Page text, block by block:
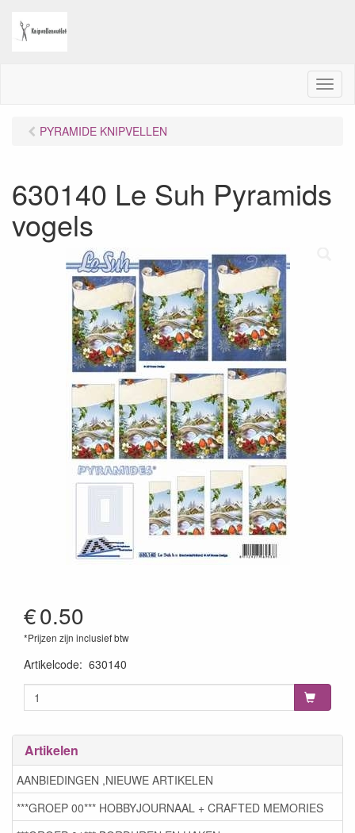
M
e
PYRAMIDE KNIPVELLEN
630140 Le Suh Pyramids
vogels
€0.50
*Prijzen zijn inclusief btw
Artikelcode: 630140
Artikelen
AANBIEDINGEN ,NIEUWE ARTIKELEN
***GROEP 00*** HOBBYJOURNAAL + CRAFTED MEMORIES